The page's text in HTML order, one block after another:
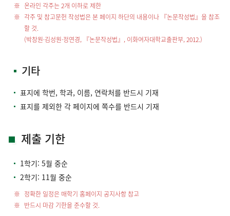
온라인 각주는 2개 이하로 제한
각주 및 참고문헌 작성법은 본 페이지 하단의 내용이나 『논문작성법』을 참조
할 것.
(박창원·김성원·정연경, 『논문작성법』, 이화여자대학교출판부, 2012.)
기타
표지에 학번, 학과, 이름, 연락처를 반드시 기재
표지를 제외한 각 페이지에 쪽수를 반드시 기재
제출 기한
1학기: 5월 중순
2학기: 11월 중순
정확한 일정은 매학기 홈페이지 공지사항 참고
반드시 마감 기한을 준수할 것.